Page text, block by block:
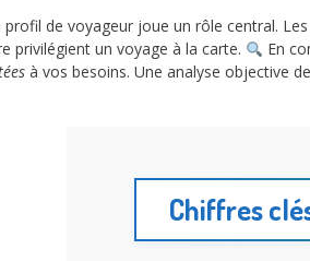
profil de voyageur joue un rôle central.
privilégient un voyage à la carte.
En
à vos besoins. Une analyse objective
Chiffres